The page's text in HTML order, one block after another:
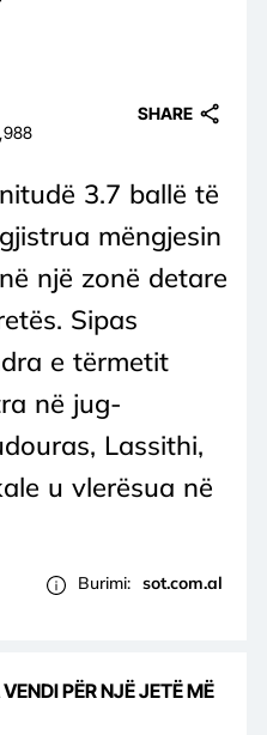
SHARE
3.7 ballë të
mëngjesin
një zonë detare
Sipas
e tërmetit
në jug-
Lassithi,
u vlerësua në
Burimi: sot.com.al
PËR NJË JETË MË